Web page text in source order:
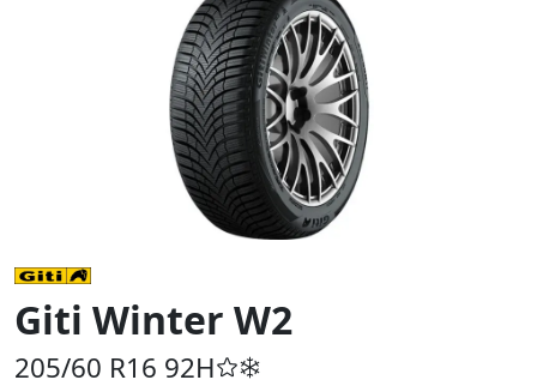
Giti Winter W2
205/60 R16 92H